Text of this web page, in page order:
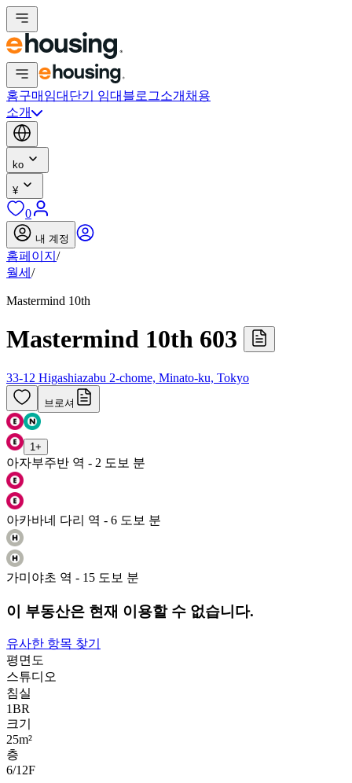
홈구매 임대 단기 임대 블로그소개 채용
소개
ko
¥
0
내 계정
홈페이지 /
월세 /
Mastermind 10th
Mastermind 10th 603
33-12 Higashiazabu 2-chome, Minato-ku, Tokyo
브로셔
1 +
아자부주반 역 - 2 도보 분
아카바네 다리 역 - 6 도보 분
가미야초 역 - 15 도보 분
이 부동산은 현재 이용할 수 없습니다.
유사한 항목 찾기
평면도
스튜디오
침실
1BR
크기
25m²
층
6/12F